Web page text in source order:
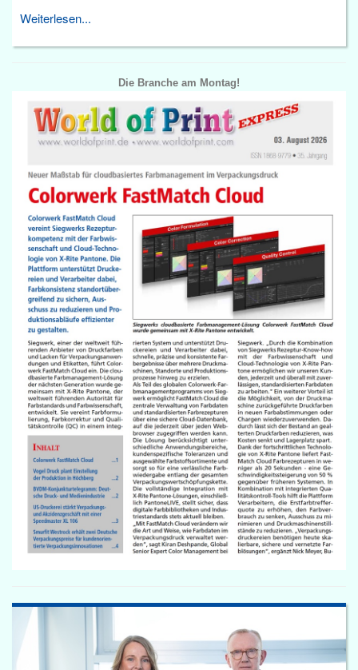
Weiterlesen...
Die Branche am Montag!